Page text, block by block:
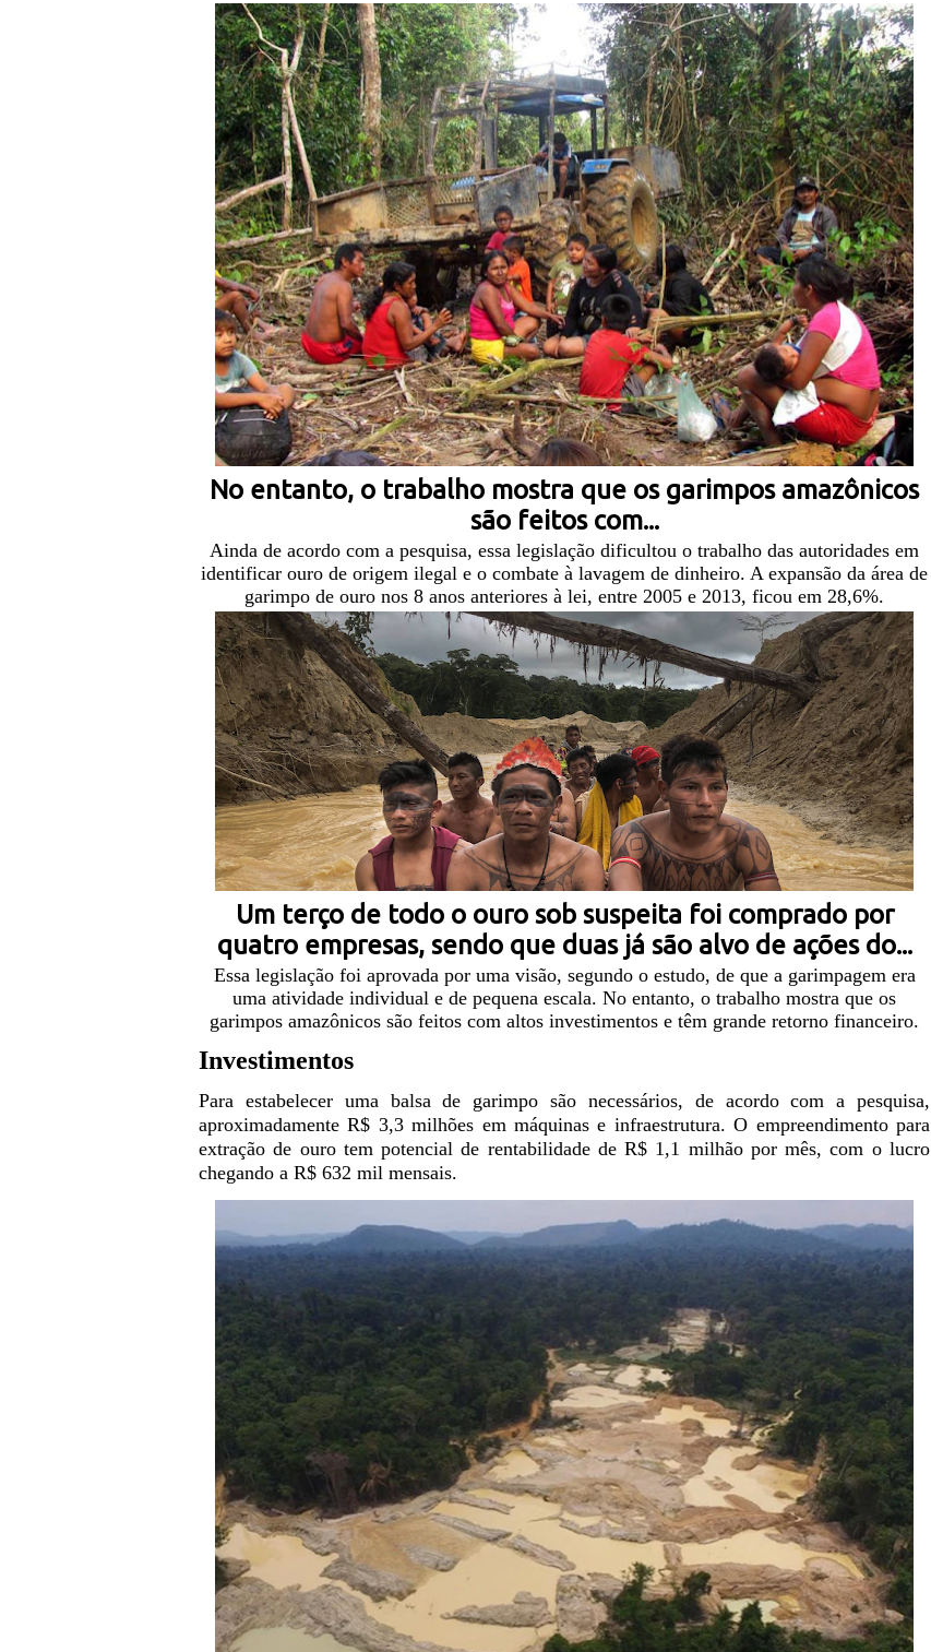
No entanto, o trabalho mostra que os garimpos amazônicos
são feitos com...
Ainda de acordo com a pesquisa, essa legislação dificultou o trabalho das autoridades em
identificar ouro de origem ilegal e o combate à lavagem de dinheiro. A expansão da área de
garimpo de ouro nos 8 anos anteriores à lei, entre 2005 e 2013, ficou em 28,6%.
Um terço de todo o ouro sob suspeita foi comprado por
quatro empresas, sendo que duas já são alvo de ações do...
Essa legislação foi aprovada por uma visão, segundo o estudo, de que a garimpagem era
uma atividade individual e de pequena escala. No entanto, o trabalho mostra que os
garimpos amazônicos são feitos com altos investimentos e têm grande retorno financeiro.
Investimentos
Para estabelecer uma balsa de garimpo são necessários, de acordo com a pesquisa,
aproximadamente R$ 3,3 milhões em máquinas e infraestrutura. O empreendimento para
extração de ouro tem potencial de rentabilidade de R$ 1,1 milhão por mês, com o lucro
chegando a R$ 632 mil mensais.